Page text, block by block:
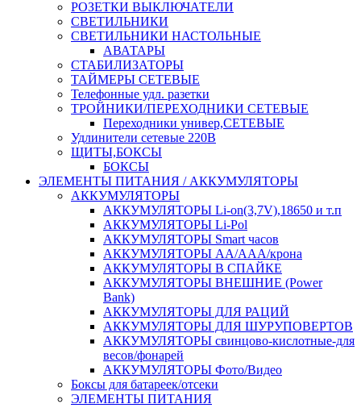
РОЗЕТКИ ВЫКЛЮЧАТЕЛИ
СВЕТИЛЬНИКИ
СВЕТИЛЬНИКИ НАСТОЛЬНЫЕ
АВАТАРЫ
СТАБИЛИЗАТОРЫ
ТАЙМЕРЫ СЕТЕВЫЕ
Телефонные удл. разетки
ТРОЙНИКИ/ПЕРЕХОДНИКИ СЕТЕВЫЕ
Переходники универ,СЕТЕВЫЕ
Удлинители сетевые 220В
ЩИТЫ,БОКСЫ
БОКСЫ
ЭЛЕМЕНТЫ ПИТАНИЯ / АККУМУЛЯТОРЫ
АККУМУЛЯТОРЫ
АККУМУЛЯТОРЫ Li-on(3,7V),18650 и т.п
АККУМУЛЯТОРЫ Li-Pol
АККУМУЛЯТОРЫ Smart часов
АККУМУЛЯТОРЫ АА/ААА/крона
АККУМУЛЯТОРЫ В СПАЙКЕ
АККУМУЛЯТОРЫ ВНЕШНИЕ (Power
Bank)
АККУМУЛЯТОРЫ ДЛЯ РАЦИЙ
АККУМУЛЯТОРЫ ДЛЯ ШУРУПОВЕРТОВ
АККУМУЛЯТОРЫ свинцово-кислотные-для
весов/фонарей
АККУМУЛЯТОРЫ Фото/Видео
Боксы для батареек/отсеки
ЭЛЕМЕНТЫ ПИТАНИЯ